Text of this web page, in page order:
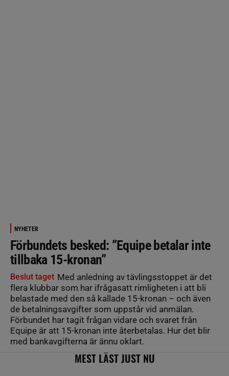
NYHETER
Förbundets besked: ”Equipe betalar inte
tillbaka 15-kronan”
Beslut taget Med anledning av tävlingsstoppet är det
flera klubbar som har ifrågasatt rimligheten i att bli
belastade med den så kallade 15-kronan – och även
de betalningsavgifter som uppstår vid anmälan.
Förbundet har tagit frågan vidare och svaret från
Equipe är att 15-kronan inte återbetalas. Hur det blir
med bankavgifterna är ännu oklart.
MEST LÄST JUST NU